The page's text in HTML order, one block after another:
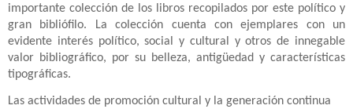
importante colección de los libros recopilados por este político y
gran bibliófilo. La colección cuenta con ejemplares con un
evidente interés político, social y cultural y otros de innegable
valor bibliográfico, por su belleza, antigüedad y características
tipográficas.
Las actividades de promoción cultural y la generación continua